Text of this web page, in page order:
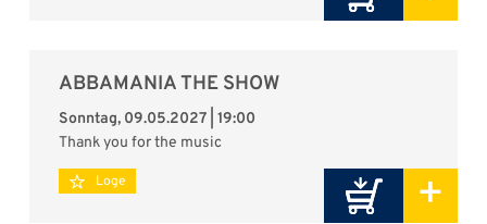
ABBAMANIA THE SHOW
Sonntag, 09.05.2027 | 19:00
Thank you for the music
+
Loge